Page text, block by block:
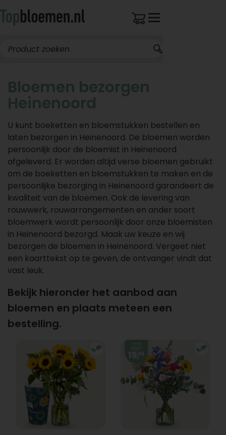
Bloemen bezorgen
Heinenoord
U kunt boeketten en bloemstukken bestellen en
laten bezorgen in Heinenoord. De bloemen worden
persoonlijk door de bloemist in Heinenoord
afgeleverd. Er worden altijd verse bloemen gebruikt
om de boeketten en bloemstukken te maken en de
persoonlijke bezorging in Heinenoord garandeert de
kwaliteit van de bloemen. Ook de levering van
rouwwerk, rouwarrangementen en ander soort
bloemwerk wordt persoonlijk door onze bloemisten
in Heinenoord bezorgd. Maak uw keuze en wij
bezorgen de bloemen in Heinenoord. Vergeet niet
een kaarttekst op te geven, de ontvanger vindt dat
vast leuk.
Bekijk hieronder het aanbod aan
bloemen en plaats meteen een
bestelling.